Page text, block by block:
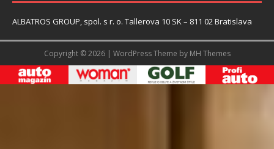
ALBATROS GROUP, spol. s r. o. Tallerova 10 SK – 811 02 Bratislava
Copyright © 2026 | WordPress Theme by MH Themes